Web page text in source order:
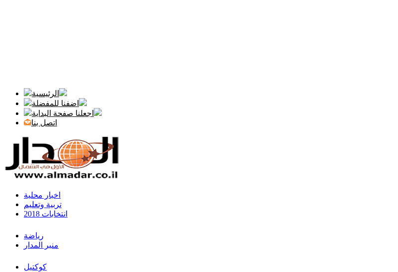
الرئيسية
اضفنا للمفضلة
اجعلنا صفحة البداية
اتصل بنا
اخبار محلية
تربية وتعليم
انتخابات 2018
رياضة
منبر المدار
كوكتيل